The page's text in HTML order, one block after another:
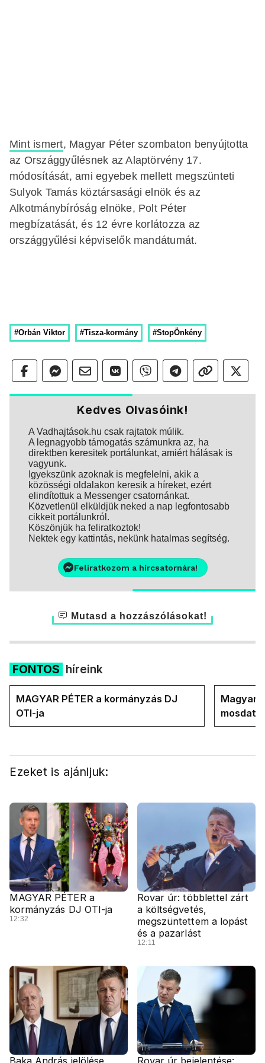
Mint ismert, Magyar Péter szombaton benyújtotta
az Országgyűlésnek az Alaptörvény 17.
módosítását, ami egyebek mellett megszünteti
Sulyok Tamás köztársasági elnök és az
Alkotmánybíróság elnöke, Polt Péter
megbízatását, és 12 évre korlátozza az
országgyűlési képviselők mandátumát.
#Orbán Viktor #Tisza-kormány #StopÖnkény
Kedves Olvasóink!
A Vadhajtások.hu csak rajtatok múlik.
A legnagyobb támogatás számunkra az, ha
direktben keresitek portálunkat, amiért hálásak is
vagyunk.
Igyekszünk azoknak is megfelelni, akik a
közösségi oldalakon keresik a híreket, ezért
elindítottuk a Messenger csatornánkat.
Közvetlenül elküldjük neked a nap legfontosabb
cikkeit portálunkról.
Köszönjük ha feliratkoztok!
Nektek egy kattintás, nekünk hatalmas segítség.
Feliratkozom a hírcsatornára!
Mutasd a hozzászólásokat!
FONTOS híreink
MAGYAR PÉTER a kormányzás DJ
OTI-ja
Magyar
Ezeket is ajánljuk:
MAGYAR PÉTER a
kormányzás DJ OTI-ja
12:32
Rovar úr: többlettel zárt
a költségvetés,
megszüntettem a lopást
és a pazarlást
12:11
Baka András jelölése Rovar úr bejelentése: